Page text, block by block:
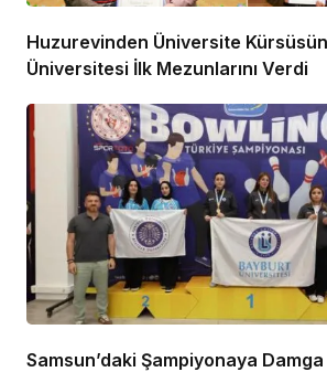
Huzurevinden Üniversite
Üniversitesi İlk Mezunlarını Verdi
Samsun’daki Şampiyonaya